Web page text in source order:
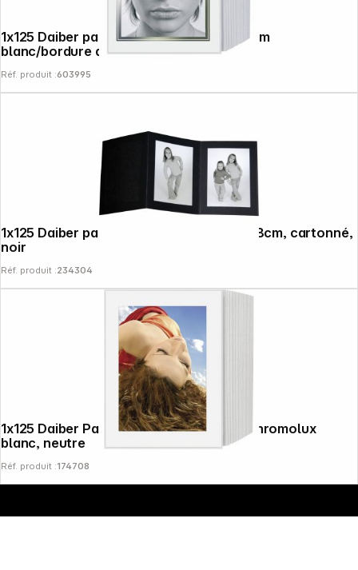
1x125 Daiber passe-partout 20110 13x18cm
blanc/bordure argent
Réf. produit :603995
1x125 Daiber passe-partout sans fin 13x18cm, cartonné,
noir
Réf. produit :234304
1x125 Daiber Passep. sans fin 15x20cm Chromolux
blanc, neutre
Réf. produit :174708